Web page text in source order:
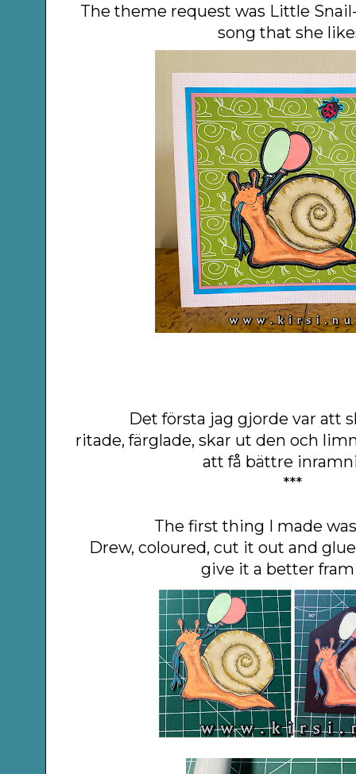
The theme request was Little
song that she
Det första jag gjorde var att
ritade, färglade, skar ut den och
att få bättre
***
The first thing I made
Drew, coloured, cut it out and
give it a better